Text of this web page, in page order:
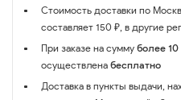
Стоимость доставки по
составляет 150 ₽, в другие
При заказе на сумму более
осуществлена бесплатно
Доставка в пункты выдачи,